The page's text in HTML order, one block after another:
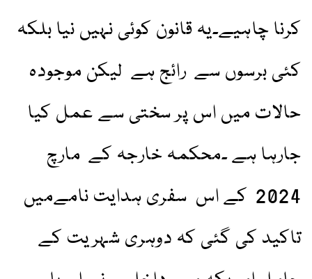
کرنا چاہیے۔یہ قانون کوئی نہیں نیا بلکہ
کئی برسوں سے رائج ہے لیکن موجودہ
حالات میں اس پر سختی سے عمل کیا
جارہا ہے ۔محکمہ خارجہ کے مارچ
2024 کے اس سفری ہدایت نامےمیں
تاکید کی گئی کہ دوہری شہریت کے